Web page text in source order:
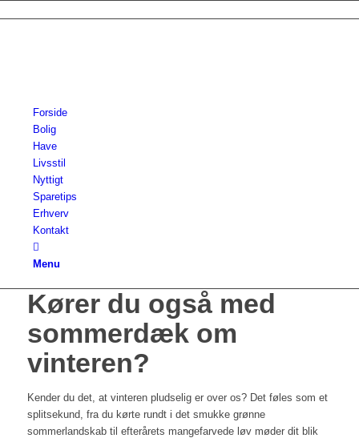
Forside
Bolig
Have
Livsstil
Nyttigt
Sparetips
Erhverv
Kontakt
Menu
Kører du også med
sommerdæk om
vinteren?
Kender du det, at vinteren pludselig er over os? Det føles som et
splitsekund, fra du kørte rundt i det smukke grønne
sommerlandskab til efterårets mangefarvede løv møder dit blik